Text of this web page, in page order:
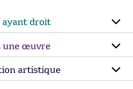
ayant droit
une œuvre
artistique